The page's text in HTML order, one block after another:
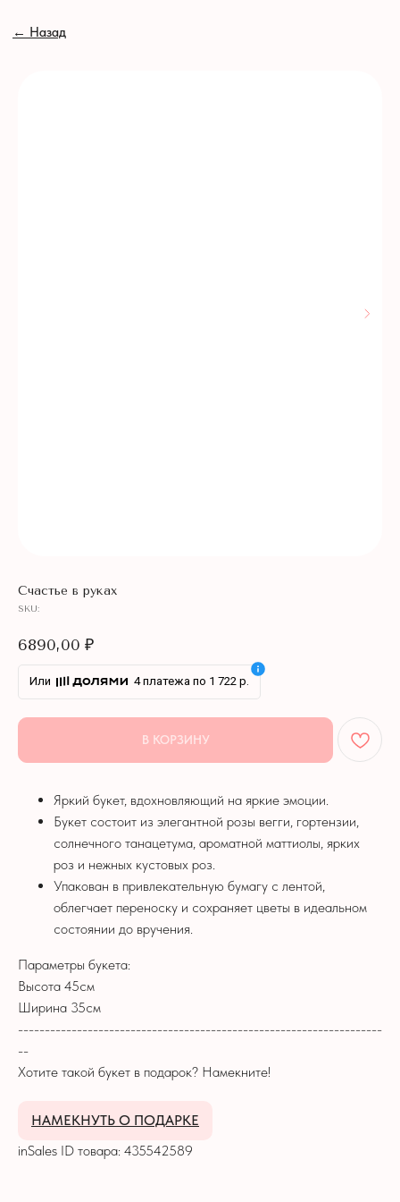
Счастье в руках
SKU:
6890,00 ₽
Или 4 платежа по 1 722 р.
В КОРЗИНУ
Яркий букет, вдохновляющий на яркие эмоции.
Букет состоит из элегантной розы вегги, гортензии,
солнечного танацетума, ароматной маттиолы, ярких
роз и нежных кустовых роз.
Упакован в привлекательную бумагу с лентой,
облегчает переноску и сохраняет цветы в идеальном
состоянии до вручения.
Параметры букета:
Высота 45см
Ширина 35см
--------------------------------------------------------------------
--
Хотите такой букет в подарок? Намекните!
НАМЕКНУТЬ О ПОДАРКЕ
inSales ID товара: 435542589
НЕ ЗАБУДЬТЕ ДОБАВИТЬ
ПОДАРОК К БУКЕТУ